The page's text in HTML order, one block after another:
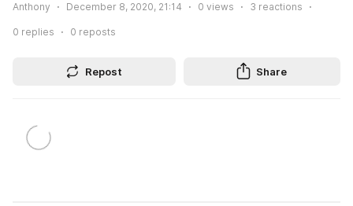
Anthony December 8, 2020, 21:14 0 views 3 reactions
0 replies 0 reposts
Repost Share